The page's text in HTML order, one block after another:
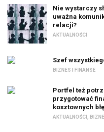
Nie wystarczy
uważna
relacji?
AKTUALNOŚCI
Szef
BIZNES I FINANSE
Portfel też
przygotować
kosztownych
AKTUALNOŚCI